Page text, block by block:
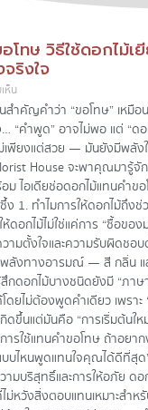
โทษ วิธีใช้ดอกไม้เ
ริงใจ
ห็น
นสำคัญคำว่า “ขอโทษ” เหมื
“คำพูด” อาจไม่พอ แต่ “ด
ม่เพียงแต่สวย — มันยังมีพลัง
House จะพาคุณมารู้จั
ม ไอเดียช่อดอกไม้แทนคำข
1. ทำไมการให้ดอกไม้ถึงช่
ดอกไม้ไม่ใช่แค่การ “ซื้อของ
ามตั้งใจและความรับผิดชอ
ลังทางอารมณ์ — สี กลิ่น แ
ดอกไม้บางชนิดยังมี “ภาษ
ดยไม่ต้องพูดคำเดียว เพราะ
ดขึ้นแต่มันคือ “การเริ่มต้นใ
ารใช้แทนคำขอโทษ ถ้าอยา
บบไหนพูดแทนใจคุณได้ดีที่สุ
บริสุทธิ์และการให้อภัย ดอ
ม่หวังสิ่งตอบแทนเหมาะสำห